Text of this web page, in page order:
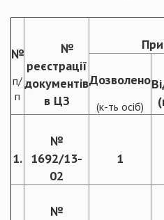
№
п/
п
№
реєстрації
документів
в ЦЗ
Дозволено
(к-ть осіб)
1.
№
1692/13-
02
1
№